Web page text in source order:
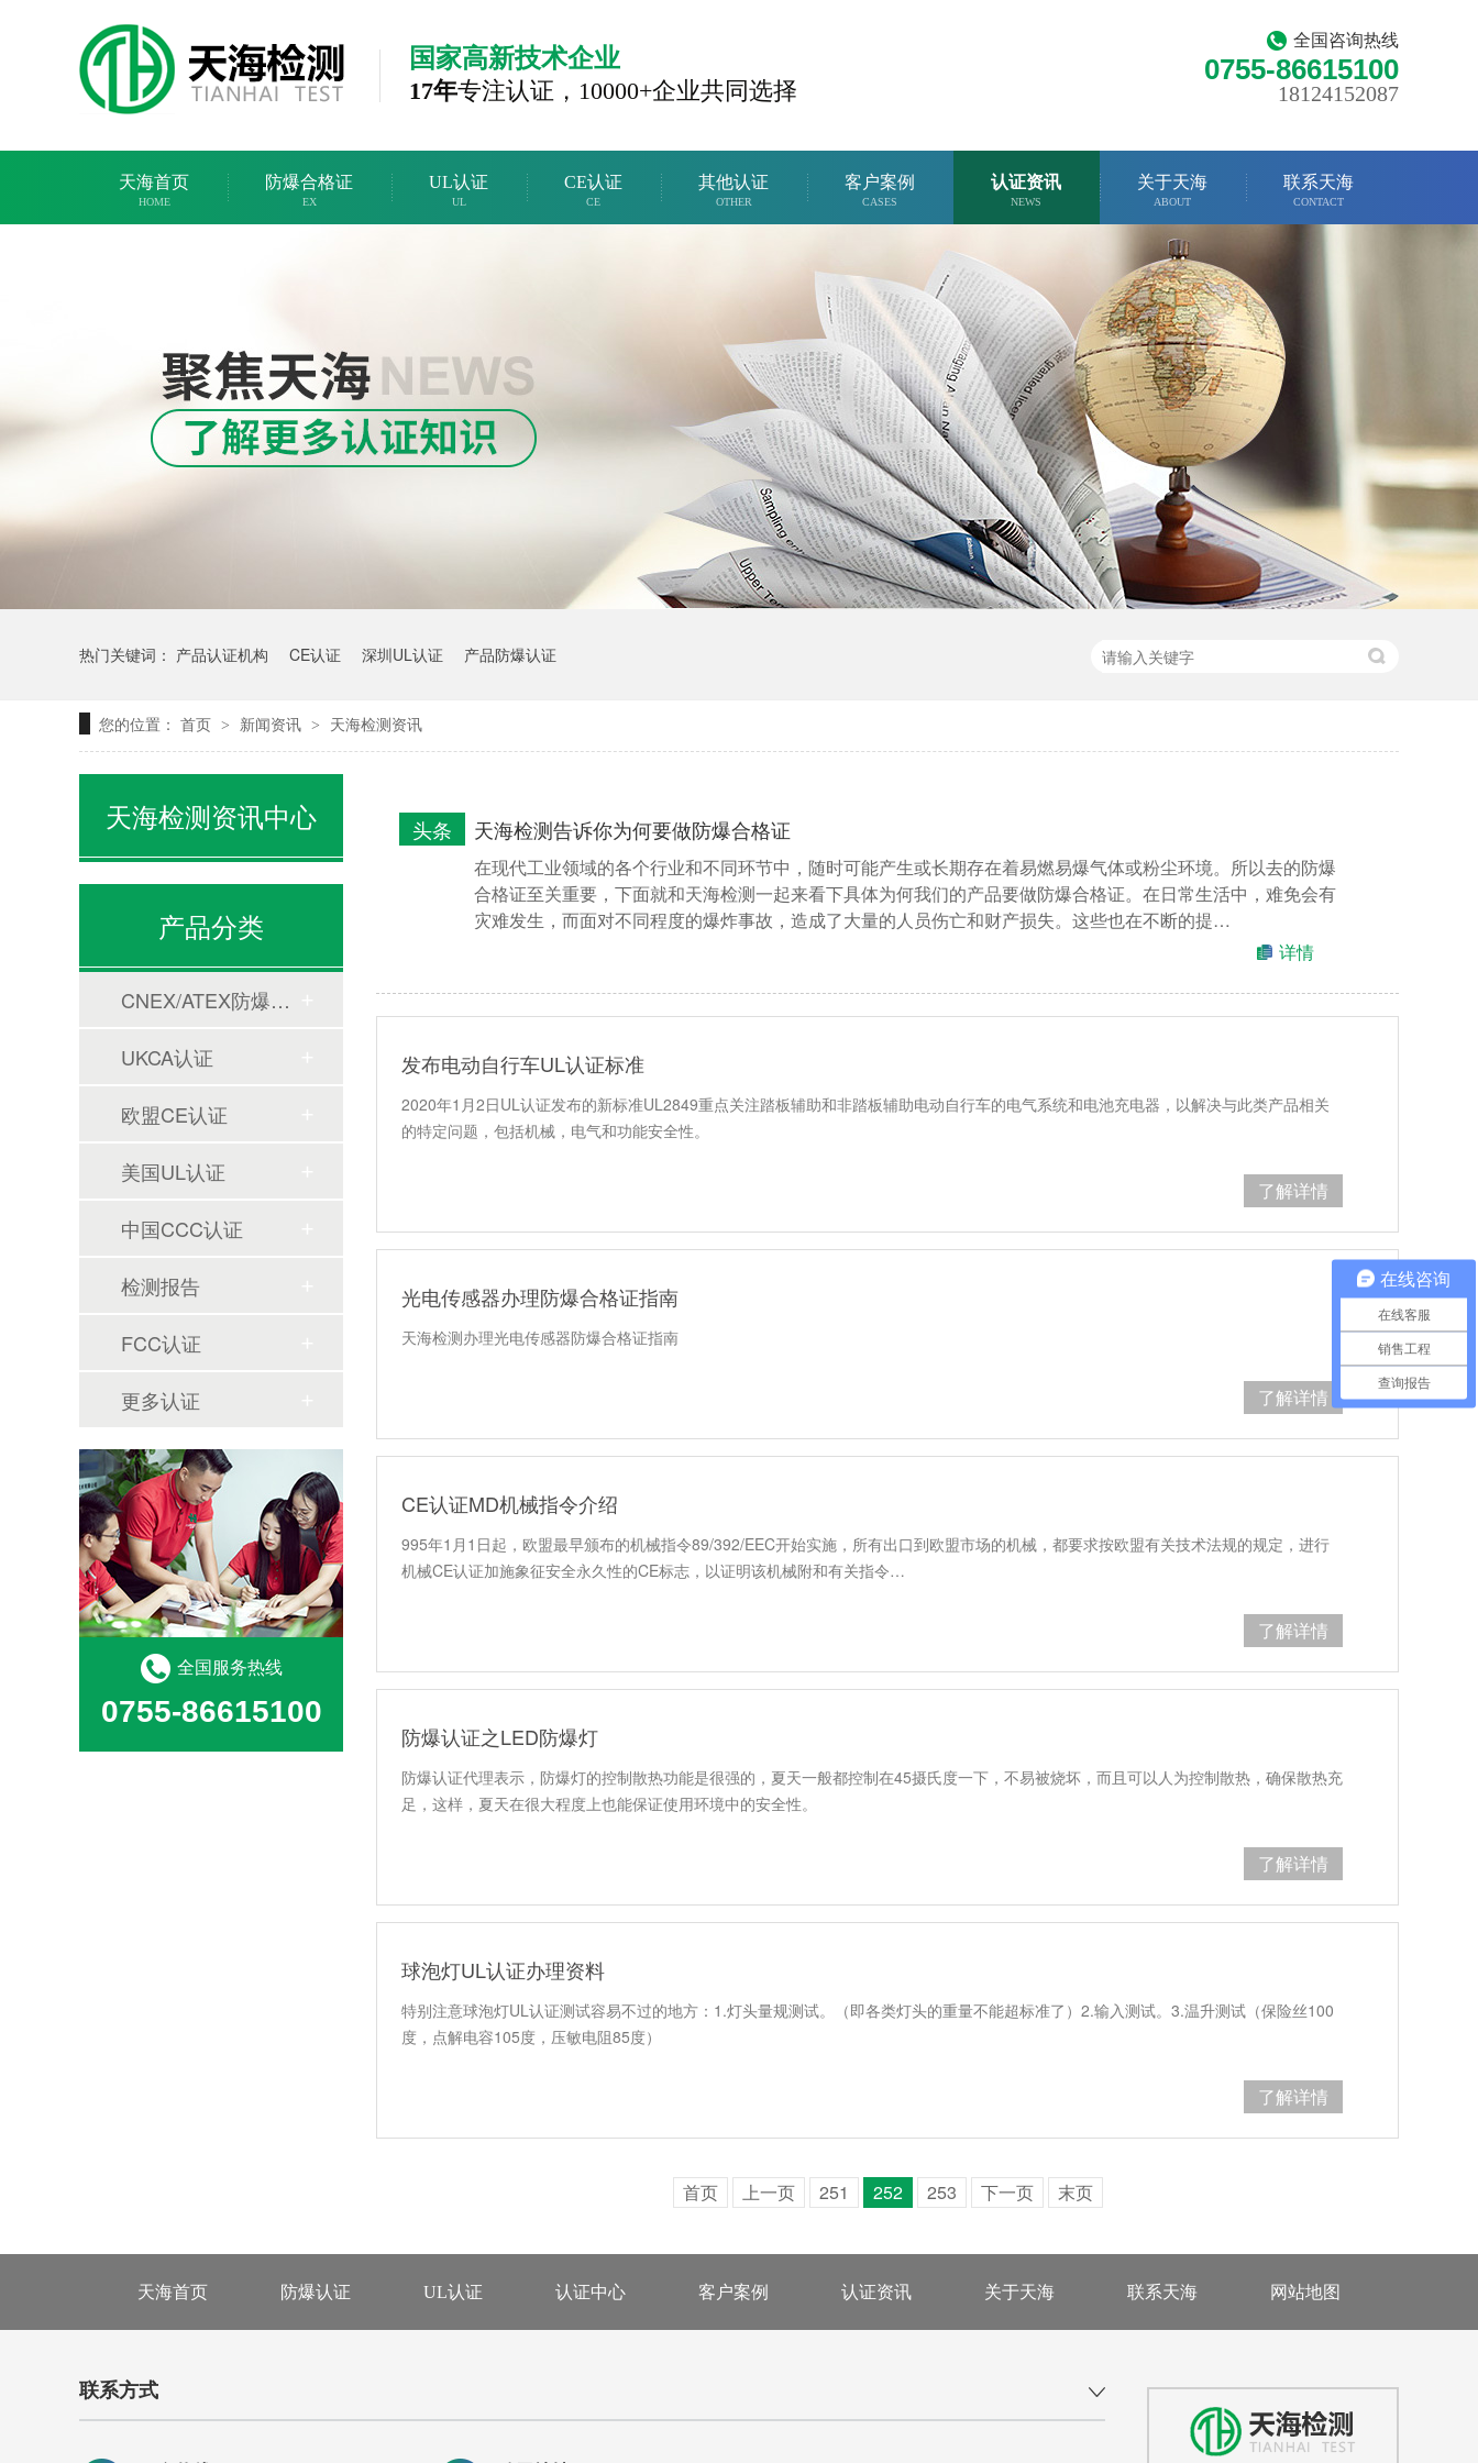
全国咨询热线
0755-86615100
18124152087
国家高新技术企业
17年专注认证， 10000+企业共同选择
天海首页
HOME
防爆合格证
EX
UL认证
UL
CE认证
CE
其他认证
OTHER
客户案例
CASES
认证资讯
NEWS
关于天海
ABOUT
联系天海
CONTACT
热门关键词： 产品认证机构 CE认证 深圳UL认证 产品防爆认证
您的位置： 首页 > 新闻资讯 > 天海检测资讯
天海检测告诉你为何要做防爆合格证
头条
在现代工业领域的各个行业和不同环节中，随时可能产生或长期存在着易燃易爆气体或粉尘环境。所以去的防爆
合格证至关重要，下面就和天海检测一起来看下具体为何我们的产品要做防爆合格证。在日常生活中，难免会有
灾难发生，而面对不同程度的爆炸事故，造成了大量的人员伤亡和财产损失。这些也在不断的提…
详情
发布电动自行车UL认证标准
2020年1月2日UL认证发布的新标准UL2849重点关注踏板辅助和非踏板辅助电动自行车的电气系统和电池充电器，以解决与此类产品相关
的特定问题，包括机械，电气和功能安全性。
了解详情
光电传感器办理防爆合格证指南
天海检测办理光电传感器防爆合格证指南
了解详情
CE认证MD机械指令介绍
995年1月1日起，欧盟最早颁布的机械指令89/392/EEC开始实施，所有出口到欧盟市场的机械，都要求按欧盟有关技术法规的规定，进行
机械CE认证加施象征安全永久性的CE标志，以证明该机械附和有关指令…
了解详情
防爆认证之LED防爆灯
防爆认证代理表示，防爆灯的控制散热功能是很强的，夏天一般都控制在45摄氏度一下，不易被烧坏，而且可以人为控制散热，确保散热充
足，这样，夏天在很大程度上也能保证使用环境中的安全性。
了解详情
球泡灯UL认证办理资料
特别注意球泡灯UL认证测试容易不过的地方：1.灯头量规测试。（即各类灯头的重量不能超标准了）2.输入测试。3.温升测试（保险丝100
度，点解电容105度，压敏电阻85度）
了解详情
首页 上一页 251 252 253 下一页 末页
天海检测资讯中心
产品分类
CNEX/ATEX防爆合格证
UKCA认证
欧盟CE认证
美国UL认证
中国CCC认证
检测报告
FCC认证
更多认证
全国服务热线
0755-86615100
天海首页 防爆认证 UL认证 认证中心 客户案例 认证资讯 关于天海 联系天海 网站地图
联系方式
在线咨询
在线客服
销售工程
查询报告